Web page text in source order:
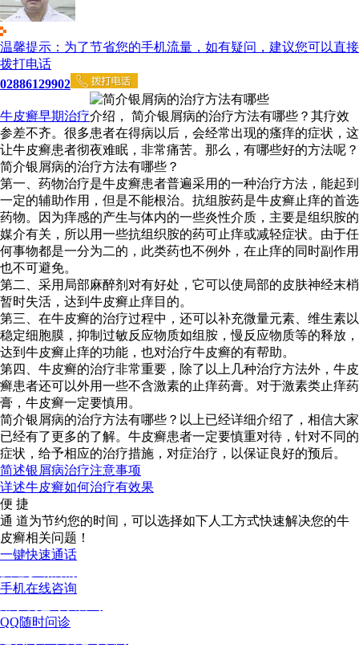
温馨提示：为了节省您的手机流量，如有疑问，建议您可以直接
拨打电话
02886129902
牛皮癣早期治疗介绍， 简介银屑病的治疗方法有哪些？其疗效
参差不齐。很多患者在得病以后，会经常出现的瘙痒的症状，这
让牛皮癣患者彻夜难眠，非常痛苦。那么，有哪些好的方法呢？
简介银屑病的治疗方法有哪些？
第一、药物治疗是牛皮癣患者普遍采用的一种治疗方法，能起到
一定的辅助作用，但是不能根治。抗组胺药是牛皮癣止痒的首选
药物。因为痒感的产生与体内的一些炎性介质，主要是组织胺的
媒介有关，所以用一些抗组织胺的药可止痒或减轻症状。由于任
何事物都是一分为二的，此类药也不例外，在止痒的同时副作用
也不可避免。
第二、采用局部麻醉剂对有好处，它可以使局部的皮肤神经末梢
暂时失活，达到牛皮癣止痒目的。
第三、在牛皮癣的治疗过程中，还可以补充微量元素、维生素以
稳定细胞膜，抑制过敏反应物质如组胺，慢反应物质等的释放，
达到牛皮癣止痒的功能，也对治疗牛皮癣的有帮助。
第四、牛皮癣的治疗非常重要，除了以上几种治疗方法外，牛皮
癣患者还可以外用一些不含激素的止痒药膏。对于激素类止痒药
膏，牛皮癣一定要慎用。
简介银屑病的治疗方法有哪些？以上已经详细介绍了，相信大家
已经有了更多的了解。牛皮癣患者一定要慎重对待，针对不同的
症状，给予相应的治疗措施，对症治疗，以保证良好的预后。
简述银屑病治疗注意事项
详述牛皮癣如何治疗有效果
便 捷
通 道为节约您的时间，可以选择如下人工方式快速解决您的牛
皮癣相关问题！
一键快速通话
手机在线咨询
QQ随时问诊